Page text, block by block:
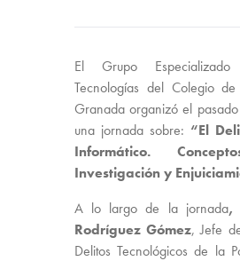
El Grupo
Tecnologías del Colegio
Granada organizó el
una jornada sobre: “El
Informático.
Investigación y
A lo largo de la jornada,
Rodríguez Gómez, Jefe
Delitos Tecnológicos de la